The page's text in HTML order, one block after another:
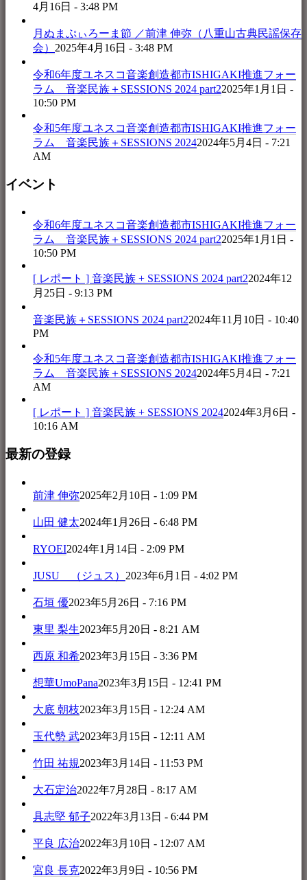
4月16日 - 3:48 PM
月ぬまぷぃろーま節 ／前津 伸弥（八重山古典民謡保存
会） 2025年4月16日 - 3:48 PM
令和6年度ユネスコ音楽創造都市ISHIGAKI推進フォー
ラム 音楽民族＋SESSIONS 2024 part22025年1月1日 -
10:50 PM
令和5年度ユネスコ音楽創造都市ISHIGAKI推進フォー
ラム 音楽民族＋SESSIONS 20242024年5月4日 - 7:21
AM
イベント
令和6年度ユネスコ音楽創造都市ISHIGAKI推進フォー
ラム 音楽民族＋SESSIONS 2024 part22025年1月1日 -
10:50 PM
[ レポート ] 音楽民族 + SESSIONS 2024 part22024年12
月25日 - 9:13 PM
音楽民族＋SESSIONS 2024 part22024年11月10日 - 10:40
PM
令和5年度ユネスコ音楽創造都市ISHIGAKI推進フォー
ラム 音楽民族＋SESSIONS 20242024年5月4日 - 7:21
AM
[ レポート ] 音楽民族 + SESSIONS 20242024年3月6日 -
10:16 AM
最新の登録
前津 伸弥2025年2月10日 - 1:09 PM
山田 健太2024年1月26日 - 6:48 PM
RYOEI2024年1月14日 - 2:09 PM
JUSU （ジュス） 2023年6月1日 - 4:02 PM
石垣 優2023年5月26日 - 7:16 PM
東里 梨生2023年5月20日 - 8:21 AM
西原 和希2023年3月15日 - 3:36 PM
想華UmoPana2023年3月15日 - 12:41 PM
大底 朝枝2023年3月15日 - 12:24 AM
玉代勢 武2023年3月15日 - 12:11 AM
竹田 祐規2023年3月14日 - 11:53 PM
大石定治2022年7月28日 - 8:17 AM
具志堅 郁子2022年3月13日 - 6:44 PM
平良 広治2022年3月10日 - 12:07 AM
宮良 長克2022年3月9日 - 10:56 PM